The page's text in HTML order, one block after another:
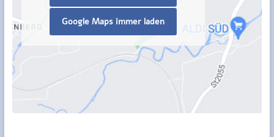
Google Maps immer laden